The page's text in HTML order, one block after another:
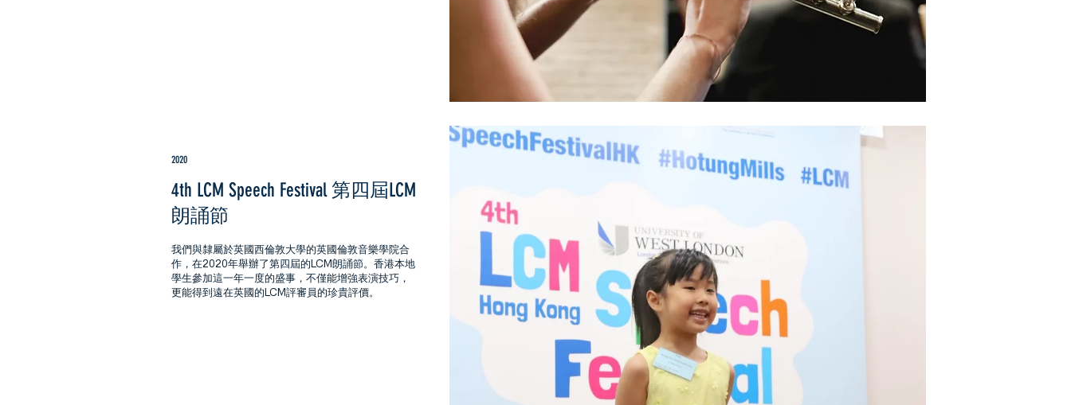
2020
4th LCM Speech Festival 第四屆LCM
朗誦節
我們與隸屬於英國西倫敦大學的英國倫敦音樂學院合
作，在2020年舉辦了第四屆的LCM朗誦節。香港本地
學生參加這一年一度的盛事，不僅能增強表演技巧，
更能得到遠在英國的LCM評審員的珍貴評價。